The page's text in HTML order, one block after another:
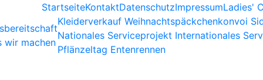
StartseiteKontaktDatenschutzImpressumLadies'
wir machen
Kleiderverkauf Weihnachtspäckchenkonvoi
Nationales Serviceprojekt Internationales
Pflänzeltag Entenrennen